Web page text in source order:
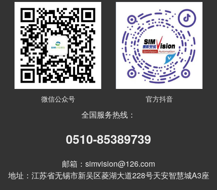
微信公众号 官方抖音
全国服务热线：
0510-85389739
邮箱：simvision@126.com
地址：江苏省无锡市新吴区菱湖大道228号天安智慧城A3座